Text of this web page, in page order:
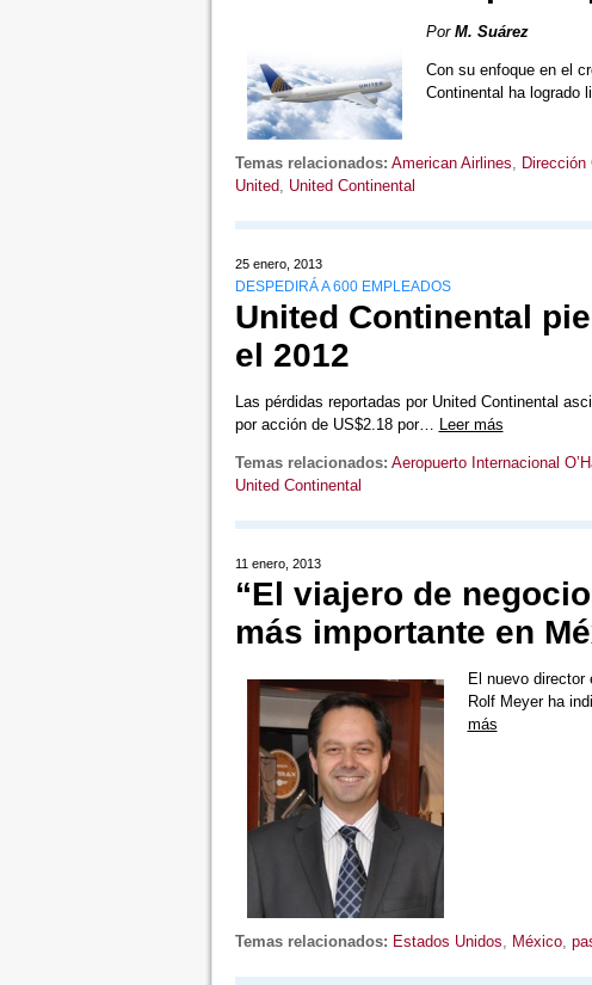
Por M. Suárez
Con su enfoque en el
Continental ha logrado
Temas relacionados: American Airlines, Dirección
United, United Continental
25 enero, 2013
DESPEDIRÁ A 600 EMPLEADOS
United Continental
el 2012
Las pérdidas reportadas por United Continental
por acción de US$2.18 por… Leer más
Temas relacionados: Aeropuerto Internacional
United Continental
11 enero, 2013
“El viajero de
más importante en
El nuevo director
Rolf Meyer ha
más
Temas relacionados: Estados Unidos, México,